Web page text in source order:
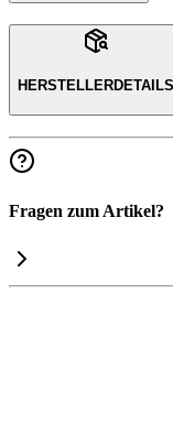
HERSTELLERDETAILS
Fragen zum Artikel?